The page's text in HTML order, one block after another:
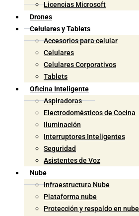
Licencias Microsoft
Drones
Celulares y Tablets
Accesorios para celular
Celulares
Celulares Corporativos
Tablets
Oficina Inteligente
Aspiradoras
Electrodomésticos de Cocina
Iluminación
Interruptores Inteligentes
Seguridad
Asistentes de Voz
Nube
Infraestructura Nube
Plataforma nube
Protección y respaldo en nube